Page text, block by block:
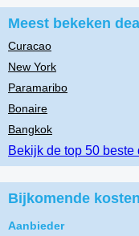
Meest bekeken
Curacao
New York
Paramaribo
Bonaire
Bangkok
Bekijk de top 50 beste
Bijkomende
Aanbieder